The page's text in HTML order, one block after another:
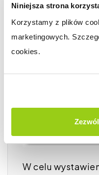
Niniejsza strona
Korzystamy z plików
marketingowych.
cookies.
okienka
edycję/
zamówienia,
W celu